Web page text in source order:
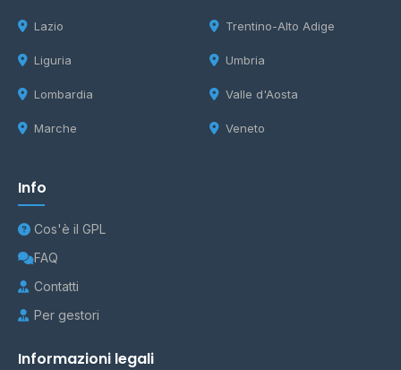
Lazio
Liguria
Lombardia
Marche
Trentino-Alto Adige
Umbria
Valle d'Aosta
Veneto
Info
Cos'è il GPL
FAQ
Contatti
Per gestori
Informazioni legali